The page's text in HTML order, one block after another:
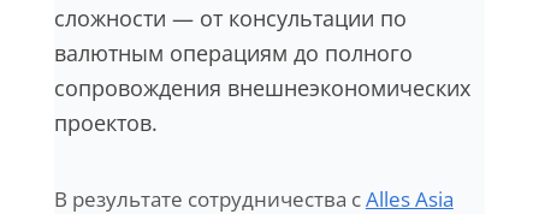
сложности — от консультации по
валютным операциям до полного
сопровождения внешнеэкономических
проектов.
В результате сотрудничества сAlles Asia